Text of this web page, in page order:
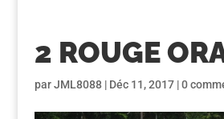
2 ROUGE
parJML8088| Déc 11, 2017|0